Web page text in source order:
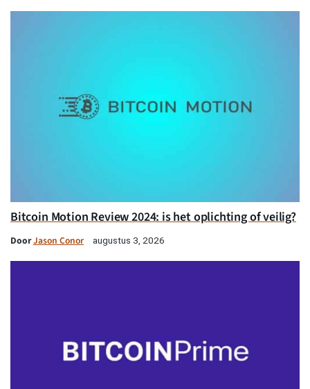
Bitcoin Motion Review 2024: is het oplichting of veilig?
DoorJason Conor augustus 3, 2026